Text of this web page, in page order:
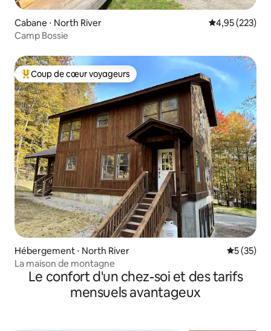
Cabane ⋅ North River Évaluation
4,95 (223)
Camp Bossie
Coups de cœur voyageurs les plus appréciés
Coup de cœur voyageurs
Hébergement ⋅ North River
5 (35)
La maison de montagne
Le confort d'un chez-soi et des tarifs
mensuels avantageux